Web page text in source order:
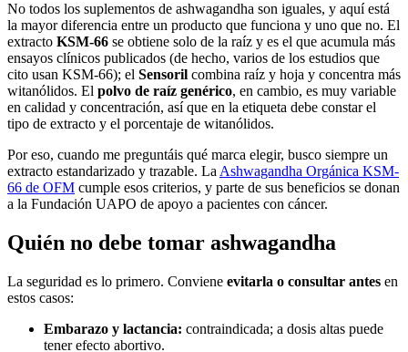
No todos los suplementos de ashwagandha son iguales, y aquí está
la mayor diferencia entre un producto que funciona y uno que no. El
extracto KSM-66 se obtiene solo de la raíz y es el que acumula más
ensayos clínicos publicados (de hecho, varios de los estudios que
cito usan KSM-66); el Sensoril combina raíz y hoja y concentra más
witanólidos. El polvo de raíz genérico, en cambio, es muy variable
en calidad y concentración, así que en la etiqueta debe constar el
tipo de extracto y el porcentaje de witanólidos.
Por eso, cuando me preguntáis qué marca elegir, busco siempre un
extracto estandarizado y trazable. La Ashwagandha Orgánica KSM-
66 de OFM cumple esos criterios, y parte de sus beneficios se donan
a la Fundación UAPO de apoyo a pacientes con cáncer.
Quién no debe tomar ashwagandha
La seguridad es lo primero. Conviene evitarla o consultar antes en
estos casos:
Embarazo y lactancia: contraindicada; a dosis altas puede
tener efecto abortivo.